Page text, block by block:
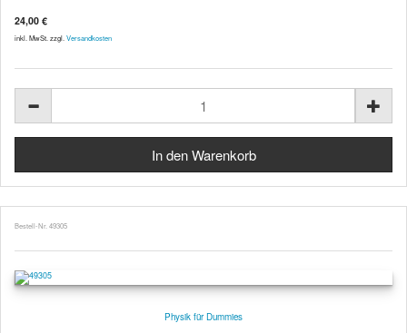
24,00 €
inkl. MwSt. zzgl. Versandkosten
Bestell-Nr. 49305
Physik für Dummies